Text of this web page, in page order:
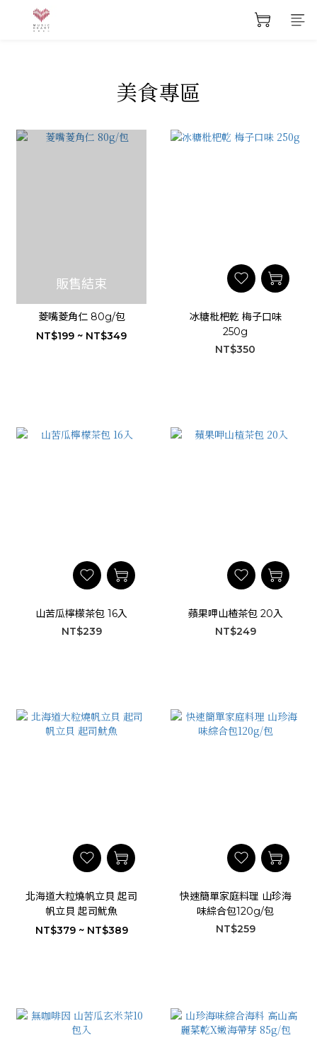
美食專區
販售結束
菱嘴菱角仁 80g/包
NT$199 ~ NT$349
冰糖枇杷乾 梅子口味
250g
NT$350
山苦瓜檸檬茶包 16入
NT$239
蘋果呷山楂茶包 20入
NT$249
北海道大粒燒帆立貝 起司
帆立貝 起司魷魚
NT$379 ~ NT$389
快速簡單家庭料理 山珍海
味綜合包120g/包
NT$259